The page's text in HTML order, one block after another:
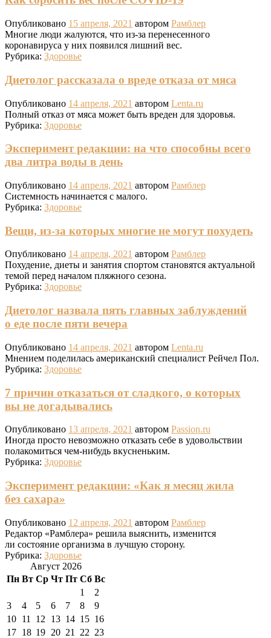
Опубликовано 15 апреля, 2021 автором Рамблер
Многие люди жалуются, что из-за перенесенного
коронавируса у них появился лишний вес.
Рубрика: Здоровье
Диетолог рассказала о вреде отказа от мяса
Опубликовано 14 апреля, 2021 автором Lenta.ru
Полный отказ от мяса может быть вреден для здоровья.
Рубрика: Здоровье
Эксперимент редакции: на что способны всего
два литра воды в день
Опубликовано 14 апреля, 2021 автором Рамблер
Системность начинается с малого.
Рубрика: Здоровье
Вещи, из-за которых многие не могут похудеть
Опубликовано 14 апреля, 2021 автором Рамблер
Похудение, диеты и занятия спортом становятся актуальной
темой перед началом пляжного сезона.
Рубрика: Здоровье
Диетолог назвала пять главных заблуждений
о еде после пяти вечера
Опубликовано 14 апреля, 2021 автором Lenta.ru
Мнением поделилась американский специалист Рейчел Пол.
Рубрика: Здоровье
7 причин отказаться от сладкого, о которых
вы не догадывались
Опубликовано 13 апреля, 2021 автором Passion.ru
Иногда просто невозможно отказать себе в удовольствии
полакомиться чем-нибудь вкусненьким.
Рубрика: Здоровье
Эксперимент редакции: «Как я месяц жила
без сахара»
Опубликовано 12 апреля, 2021 автором Рамблер
Редактор «Рамблера» решила выяснить, изменится
ли состояние организма в лучшую сторону.
Рубрика: Здоровье
Август 2026
Пн Вт Ср Чт Пт Сб Вс
1
2
3
4 5 6 7 8
9
10 11 12 13 14 15 16
17 18 19 20 21 22 23